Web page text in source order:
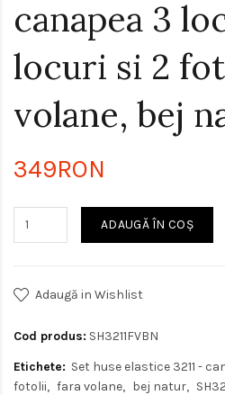
canapea 3
locuri si 2
volane, bej
349RON
ADAUGĂ ÎN COŞ
Adaugă in Wishlist
Cod produs: SH3211FVBN
Etichete: Set huse elastice 3211 -
fotolii
fara volane bej natur